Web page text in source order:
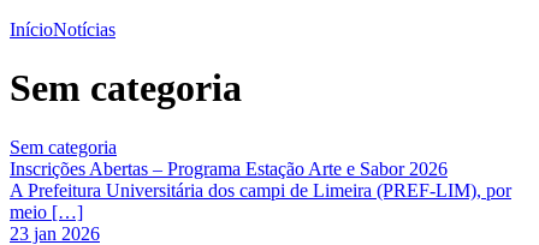
InícioNotícias
Sem categoria
Sem categoria
Inscrições Abertas – Programa Estação Arte e Sabor 2026
A Prefeitura Universitária dos campi de Limeira (PREF-LIM), por
meio […]
23 jan 2026